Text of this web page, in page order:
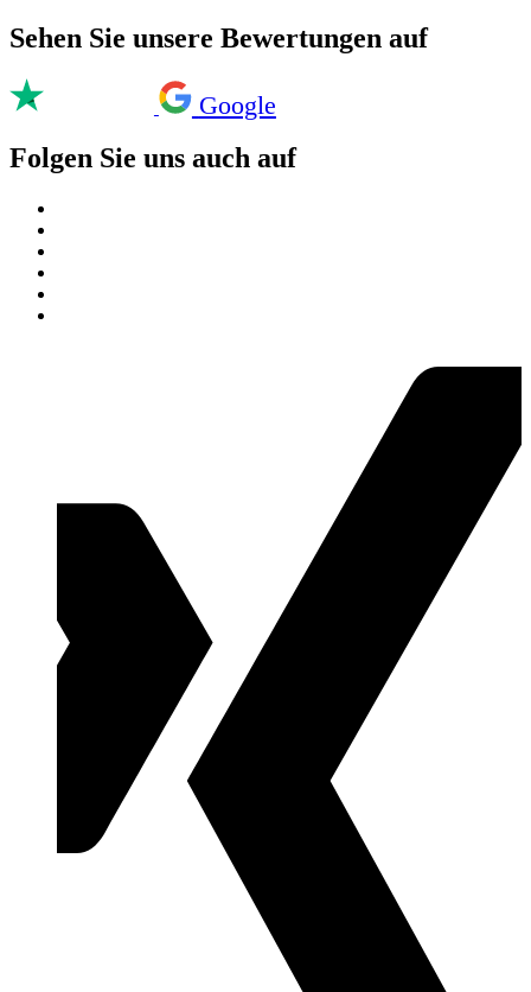
Sehen Sie unsere Bewertungen auf
Google
Folgen Sie uns auch auf